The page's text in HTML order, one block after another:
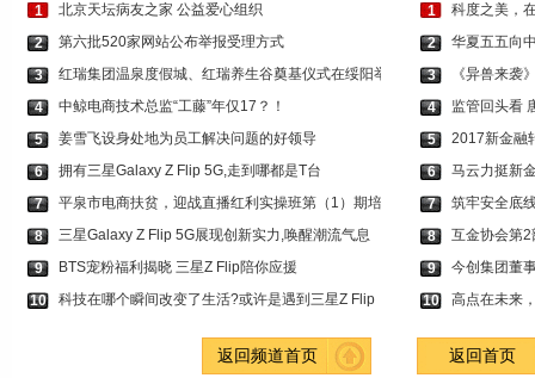
1
北京天坛病友之家 公益爱心组织
2
第六批520家网站公布举报受理方式
3
红瑞集团温泉度假城、红瑞养生谷奠基仪式在绥阳举
4
中鲸电商技术总监“工藤”年仅17？！
5
姜雪飞设身处地为员工解决问题的好领导
6
拥有三星Galaxy Z Flip 5G,走到哪都是T台
7
平泉市电商扶贫，迎战直播红利实操班第（1）期培
8
三星Galaxy Z Flip 5G展现创新实力,唤醒潮流气息
9
BTS宠粉福利揭晓 三星Z Flip陪你应援
10
科技在哪个瞬间改变了生活?或许是遇到三星Z Flip
1
科度之美，
2
华夏五五向
3
《异兽来袭
4
监管回头看
5
2017新金融
6
马云力挺新
7
筑牢安全底
8
互金协会第
9
今创集团董
10
高点在未来
返回频道首页 返回首页